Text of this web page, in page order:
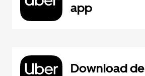
app
Download de